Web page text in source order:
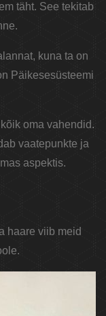
täht. See tekitab
kuna ta on
Päikesesüsteemi
oma vahendid.
vaatepunkte ja
aspektis.
haare viib meid